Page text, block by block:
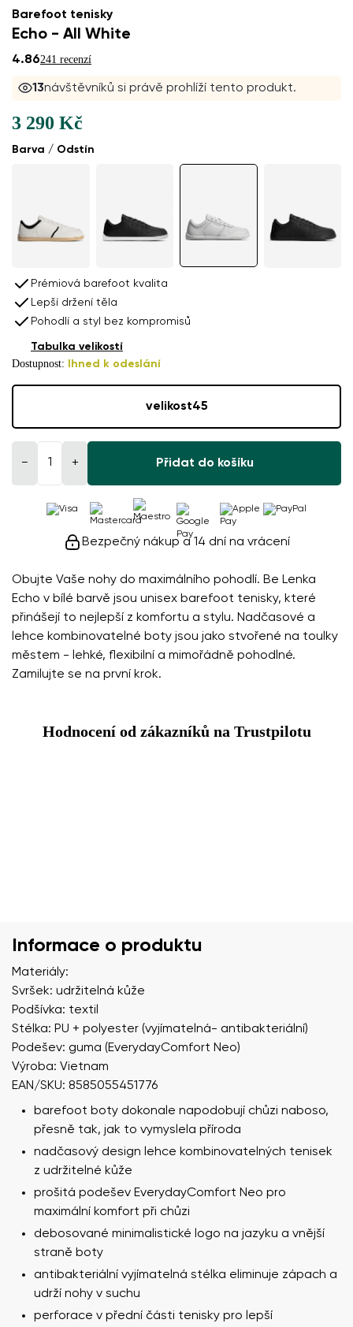
Barefoot tenisky
Echo - All White
4.86241 recenzí
13návštěvníků si právě prohlíží tento produkt.
Obujte Vaše nohy do maximálního pohodlí. Be Lenka
Echo v bílé barvě jsou unisex barefoot tenisky, které
přinášejí to nejlepší z komfortu a stylu. Nadčasové a
lehce kombinovatelné boty jsou jako stvořené na toulky
městem - lehké, flexibilní a mimořádně pohodlné.
Zamilujte se na první krok.
Barva / Odstín
3 290 Kč
Prémiová barefoot kvalita
Lepší držení těla
Pohodlí a styl bez kompromisů
Dostupnost: Ihned k odeslání
Tabulka velikostí
velikost45
− + Přidat do košíku
Bezpečný nákup a 14 dní na vrácení
Hodnocení od zákazníků na Trustpilotu
Informace o produktu
Materiály:
Svršek: udržitelná kůže
Podšívka: textil
Stélka: PU + polyester (vyjímatelná- antibakteriální)
Podešev: guma (EverydayComfort Neo)
Výroba: Vietnam
EAN/SKU: 8585055451776
barefoot boty dokonale napodobují chůzi naboso,
přesně tak, jak to vymyslela příroda
nadčasový design lehce kombinovatelných tenisek
z udržitelné kůže
prošitá podešev EverydayComfort Neo pro
maximální komfort při chůzi
debosované minimalistické logo na jazyku a vnější
straně boty
antibakteriální vyjímatelná stélka eliminuje zápach a
udrží nohy v suchu
perforace v přední části tenisky pro lepší